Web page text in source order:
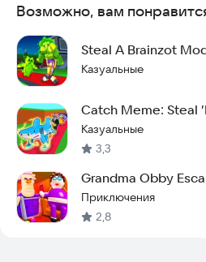
Возможно, вам
Steal A Brainzot
Казуальные
Catch Meme: Steal
Казуальные
3,3
Grandma Obby
Приключения
2,8